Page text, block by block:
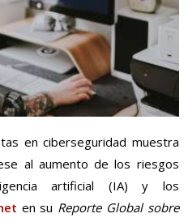
en ciberseguridad muestra
al aumento de los riesgos
artificial (IA) y los
en su Reporte Global sobre